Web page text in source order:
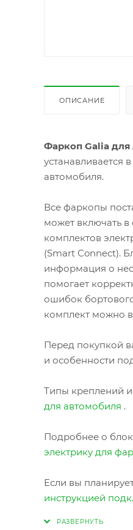
ОПИСАНИЕ
Фаркоп Galia для
устанавливается
автомобиля.
Все фаркопы
может включать в
комплектов
(Smart Connect).
информация о
помогает
ошибок
комплект можно
Перед покупкой
и особенности
Типы креплений
для автомобиля .
Подробнее о
электрику для
Если вы
инструкцией